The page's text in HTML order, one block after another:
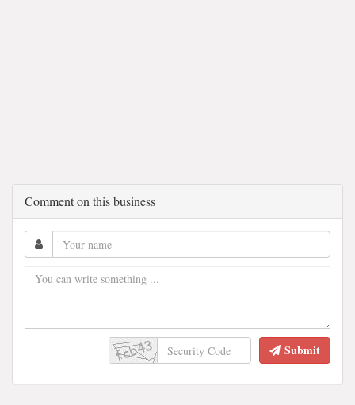
Comment on this business
Submit